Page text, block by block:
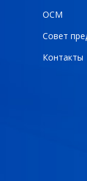
ОСМ
Совет
Контакты